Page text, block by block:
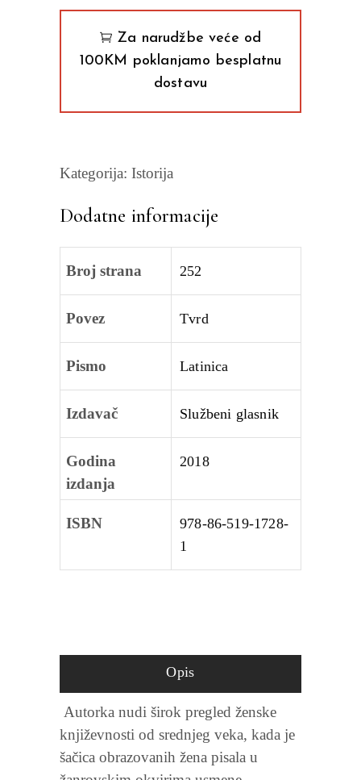
quantity
Za narudžbe veće od
100KM poklanjamo besplatnu
dostavu
Kategorija: Istorija
Dodatne informacije
Broj strana 252
Povez Tvrd
Pismo Latinica
Izdavač Službeni glasnik
Godina
izdanja
2018
ISBN
978-86-519-1728-
1
Opis
Autorka nudi širok pregled ženske
književnosti od srednjeg veka, kada je
šačica obrazovanih žena pisala u